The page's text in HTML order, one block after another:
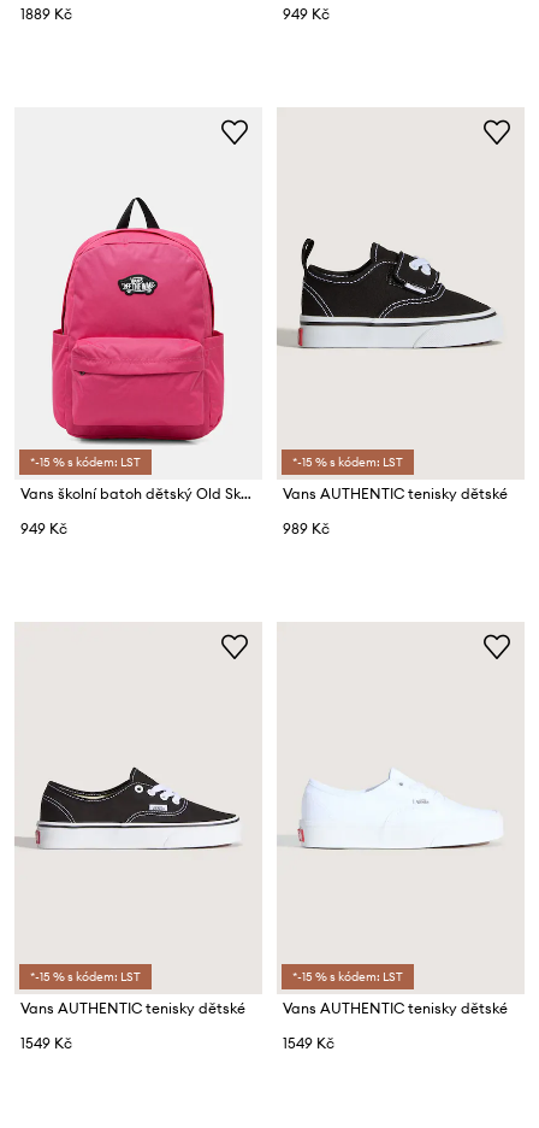
1889 Kč 949 Kč
*-15 % s kódem: LST
Vans školní batoh dětský Old Skool
949 Kč
*-15 % s kódem: LST
Vans AUTHENTIC tenisky dětské
989 Kč
*-15 % s kódem: LST
Vans AUTHENTIC tenisky dětské
1549 Kč
*-15 % s kódem: LST
Vans AUTHENTIC tenisky dětské
1549 Kč